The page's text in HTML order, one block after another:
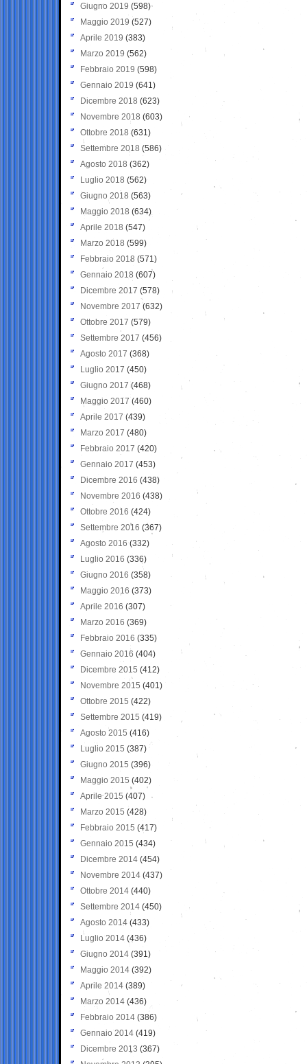
Giugno 2019 (598)
Maggio 2019 (527)
Aprile 2019 (383)
Marzo 2019 (562)
Febbraio 2019 (598)
Gennaio 2019 (641)
Dicembre 2018 (623)
Novembre 2018 (603)
Ottobre 2018 (631)
Settembre 2018 (586)
Agosto 2018 (362)
Luglio 2018 (562)
Giugno 2018 (563)
Maggio 2018 (634)
Aprile 2018 (547)
Marzo 2018 (599)
Febbraio 2018 (571)
Gennaio 2018 (607)
Dicembre 2017 (578)
Novembre 2017 (632)
Ottobre 2017 (579)
Settembre 2017 (456)
Agosto 2017 (368)
Luglio 2017 (450)
Giugno 2017 (468)
Maggio 2017 (460)
Aprile 2017 (439)
Marzo 2017 (480)
Febbraio 2017 (420)
Gennaio 2017 (453)
Dicembre 2016 (438)
Novembre 2016 (438)
Ottobre 2016 (424)
Settembre 2016 (367)
Agosto 2016 (332)
Luglio 2016 (336)
Giugno 2016 (358)
Maggio 2016 (373)
Aprile 2016 (307)
Marzo 2016 (369)
Febbraio 2016 (335)
Gennaio 2016 (404)
Dicembre 2015 (412)
Novembre 2015 (401)
Ottobre 2015 (422)
Settembre 2015 (419)
Agosto 2015 (416)
Luglio 2015 (387)
Giugno 2015 (396)
Maggio 2015 (402)
Aprile 2015 (407)
Marzo 2015 (428)
Febbraio 2015 (417)
Gennaio 2015 (434)
Dicembre 2014 (454)
Novembre 2014 (437)
Ottobre 2014 (440)
Settembre 2014 (450)
Agosto 2014 (433)
Luglio 2014 (436)
Giugno 2014 (391)
Maggio 2014 (392)
Aprile 2014 (389)
Marzo 2014 (436)
Febbraio 2014 (386)
Gennaio 2014 (419)
Dicembre 2013 (367)